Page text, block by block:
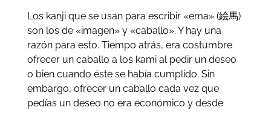
Los kanji que se usan para escribir «ema» (絵馬)
son los de «imagen» y «caballo». Y hay una
razón para esto. Tiempo atrás, era costumbre
ofrecer un caballo a los kami al pedir un deseo
o bien cuando éste se había cumplido. Sin
embargo, ofrecer un caballo cada vez que
pedías un deseo no era económico y desde